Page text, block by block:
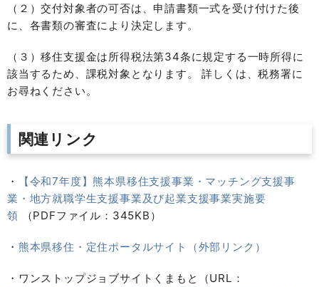
（２）交付対象者の可否は、申請書類一式を受け付けた後
に、各書類の審査により決定します。
（３）移住支援金は所得税法第34条に規定する一時所得に
該当するため、課税対象となります。 詳しくは、税務署に
お尋ねください。
関連リンク
・
【令和7年度】熊本県移住支援事業・マッチング支援事
業・地方就職学生支援事業及び起業支援事業実施要
領
（PDFファイル：345KB）
・ 熊本県移住・定住ポータルサイト（外部リンク）
・ワンストップジョブサイトくまもと（URL：